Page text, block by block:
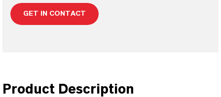
GET IN CONTACT
Product Description